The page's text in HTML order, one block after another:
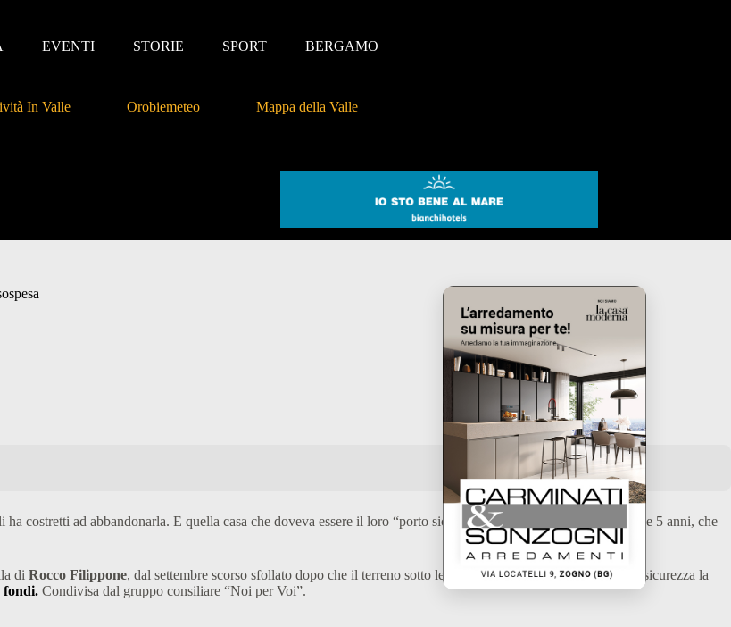
EVENTI STORIE SPORT BERGAMO
In Valle Orobiemeteo Mappa della Valle
ha costretti ad abbandonarla. E quella casa che doveva essere il loro “porto sicuro”, il loro futuro, con i figli di 10 e 5 anni, che
di Rocco Filippone, dal settembre scorso sfollato dopo che il terreno sotto le abitazioni è franato. Per mettere in sicurezza la
fondi. Condivisa dal gruppo consiliare “Noi per Voi”.